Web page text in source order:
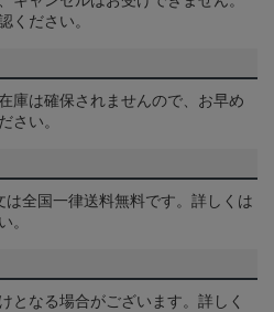
ください。
庫は確保されませんので、お早め
さい。
全国一律送料無料です。詳しくは
。
となる場合がございます。詳しく